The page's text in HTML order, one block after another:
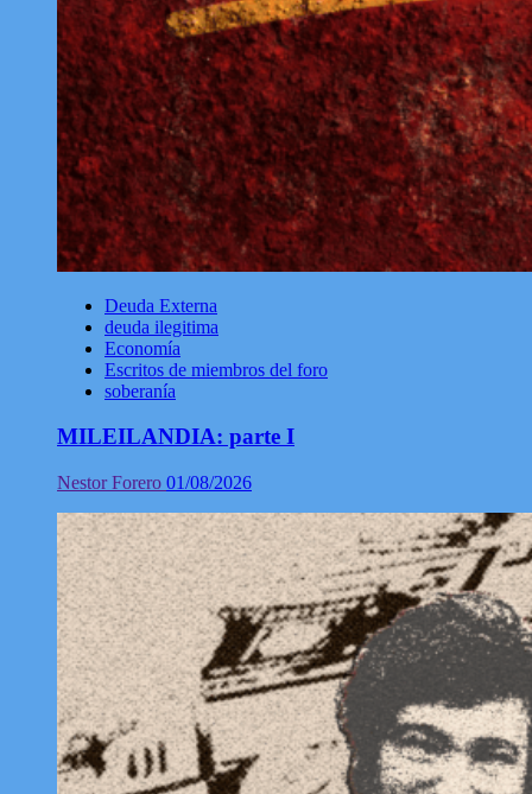
Deuda Externa
deuda ilegitima
Economía
Escritos de miembros del foro
soberanía
MILEILANDIA: parte I
Nestor Forero 01/08/2026